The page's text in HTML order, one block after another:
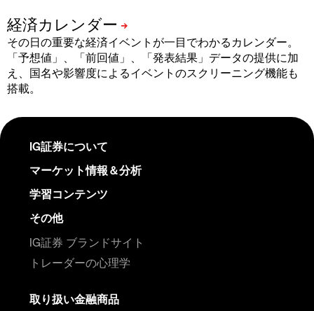
その日の重要な経済イベントが一目でわかるカレンダー。
「予想値」、「前回値」、「発表結果」データの提供に加
え、国名や影響度によるイベントのスクリーニング機能も
搭載。
IG証券について
マーケット情報＆分析
学習コンテンツ
その他
IG証券 ブランドサイト
トレーダーの心理学
取り扱い金融商品